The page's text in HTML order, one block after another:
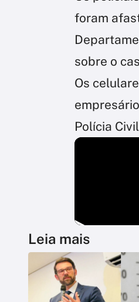
foram
sobre o
Os
Polícia
Leia mais